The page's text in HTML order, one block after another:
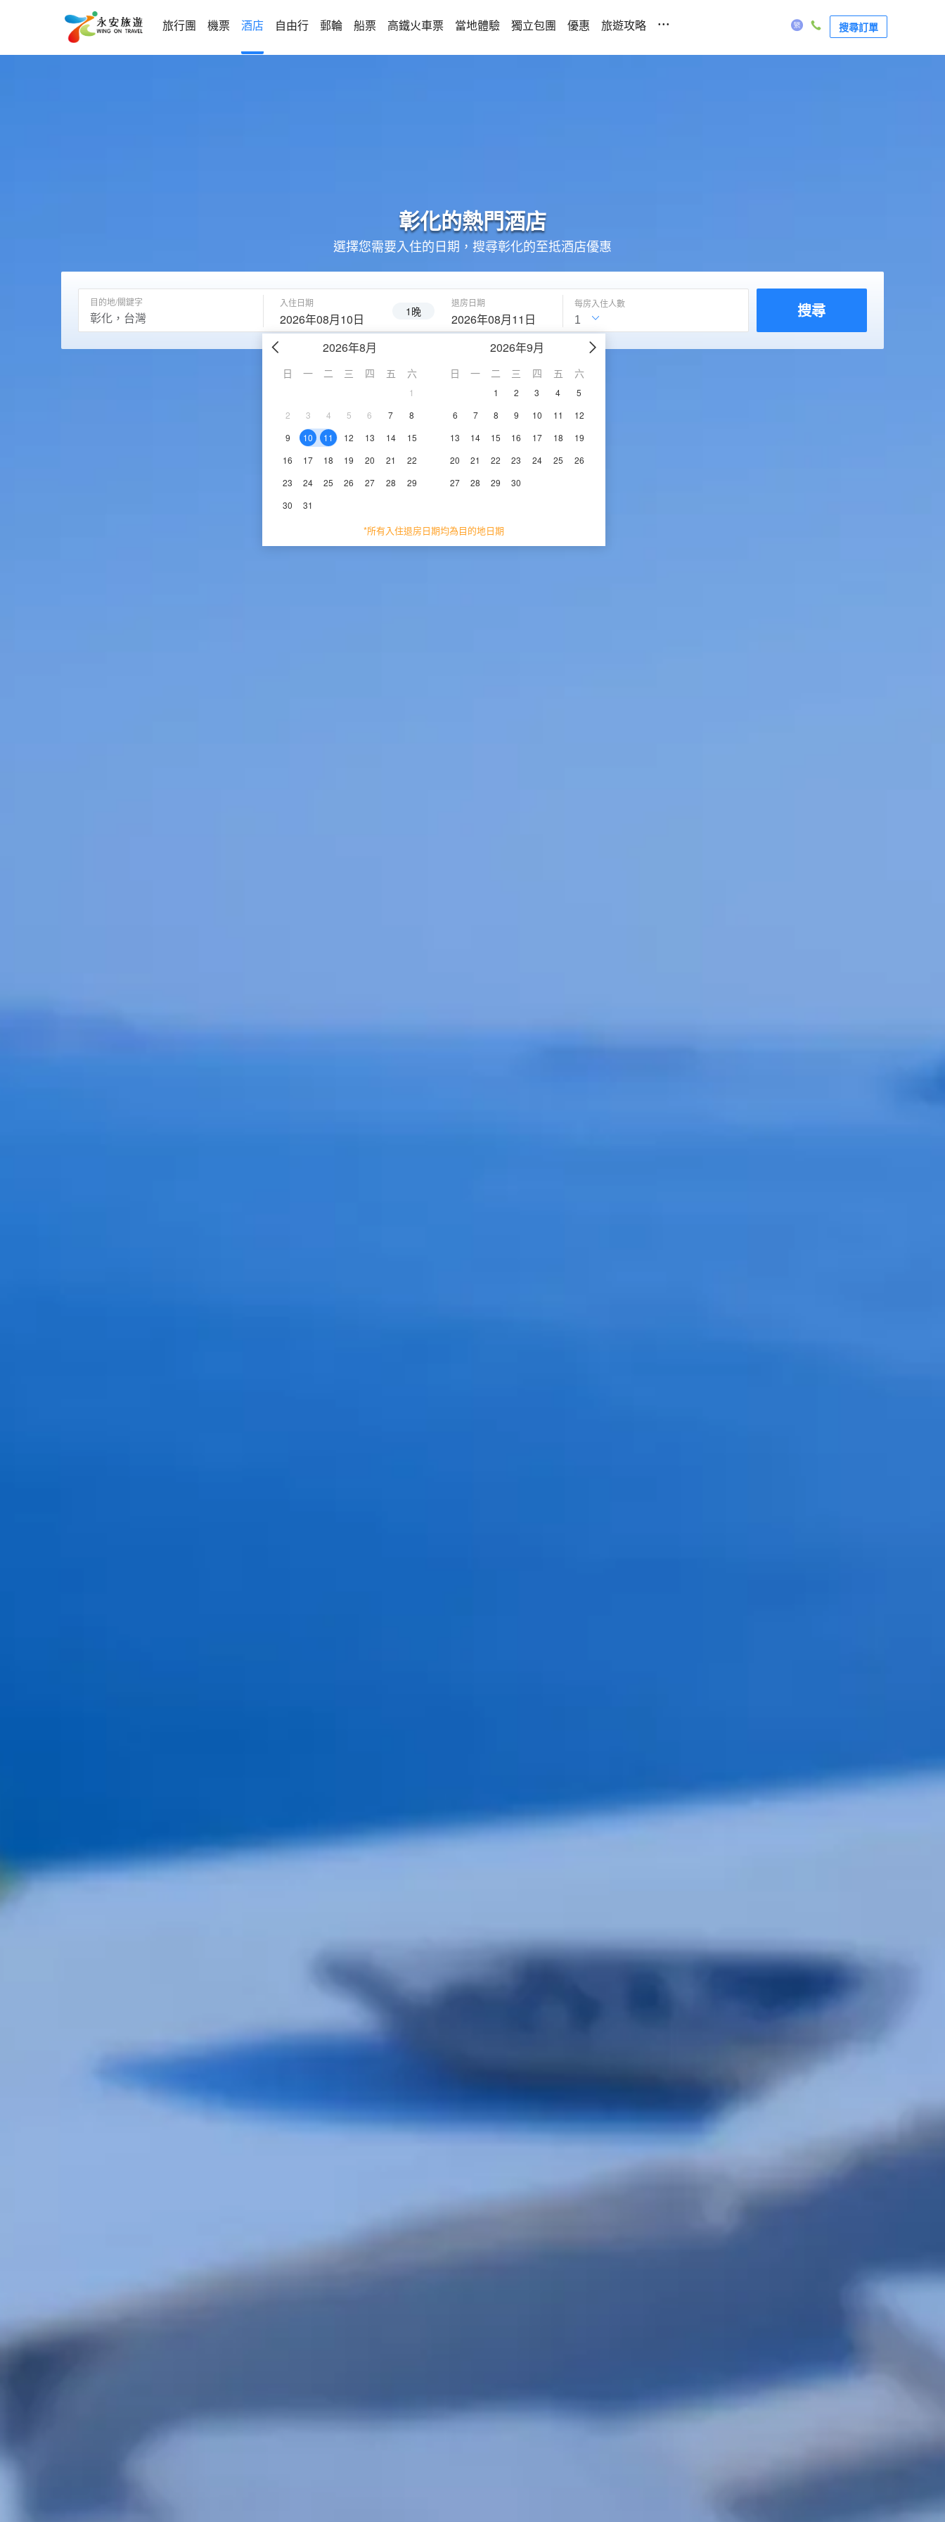
旅行團 機票 酒店 自由行 郵輪 船票 高鐵火車票 當地體驗 獨立包團 優惠 旅遊攻略 ... 搜尋訂單
彰化的熱門酒店
選擇您需要入住的日期，搜尋彰化的至抵酒店優惠
目的地/關鍵字 入住日期
2026年08月10日 1晚
退房日期
2026年08月11日
2026年8月
日 一 二 三 四 五 六
1
2
3 4 5 6 7
8
9
10 11 12 13 14
15
16
17 18 19 20 21
22
23
24 25 26 27 28
29
30
31
2026年9月
日 一 二 三 四 五 六
1 2 3 4
5
6
7 8 9 10 11
12
13
14 15 16 17 18
19
20
21 22 23 24 25
26
27
28 29 30
*所有入住退房日期均為目的地日期
每房入住人數 搜尋